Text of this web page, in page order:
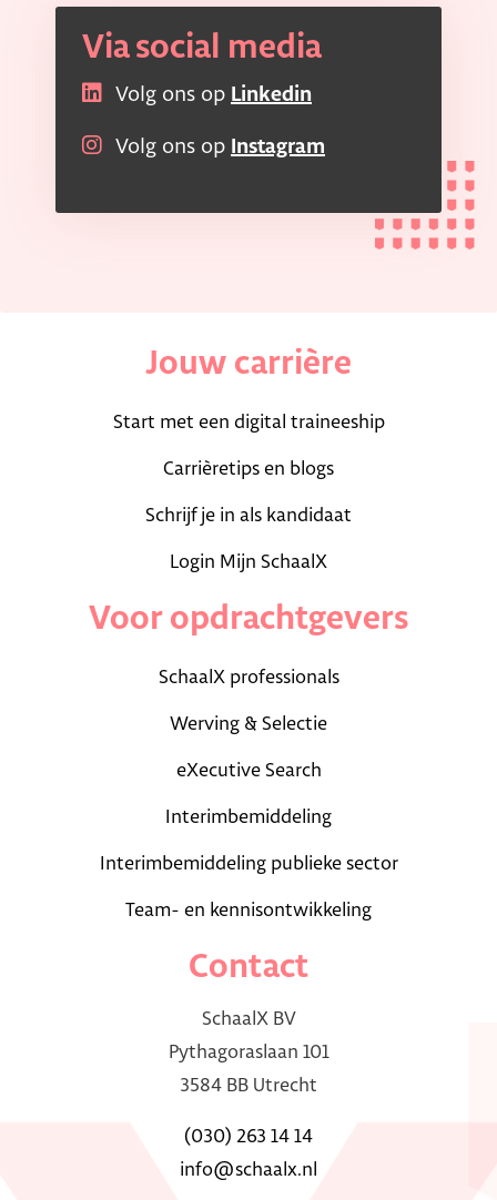
Via social media
Volg ons op Linkedin
Volg ons op Instagram
Jouw carrière
Start met een digital traineeship
Carrièretips en blogs
Schrijf je in als kandidaat
Login Mijn SchaalX
Voor opdrachtgevers
SchaalX professionals
Werving & Selectie
eXecutive Search
Interimbemiddeling
Interimbemiddeling publieke sector
Team- en kennisontwikkeling
Contact
SchaalX BV
Pythagoraslaan 101
3584 BB Utrecht
(030) 263 14 14
info@schaalx.nl